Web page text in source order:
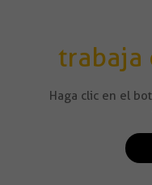
trabaja
Haga clic en el